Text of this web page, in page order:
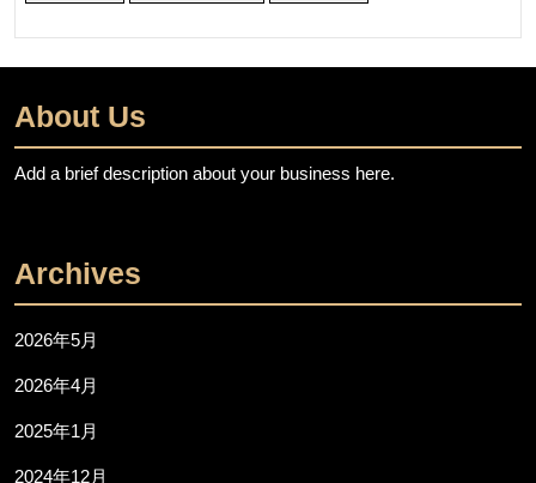
About Us
Add a brief description about your business here.
Archives
2026年5月
2026年4月
2025年1月
2024年12月